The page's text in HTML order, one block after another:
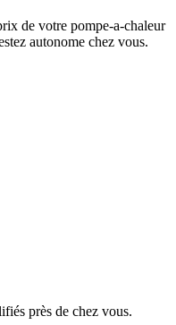
de votre pompe-a-chaleur
autonome chez vous.
près de chez vous.